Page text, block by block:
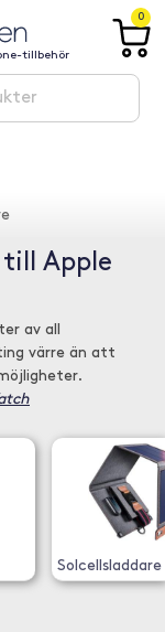
tillbehör
0
till Apple
av all
värre än att
Solcellsladdare